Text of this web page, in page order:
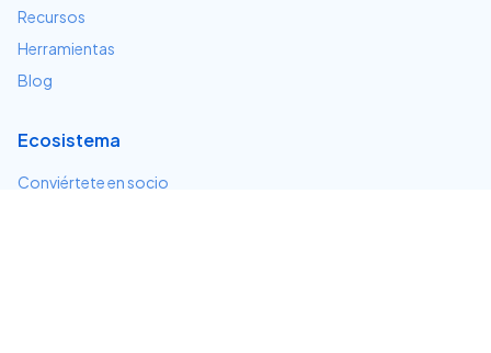
Recursos
Herramientas
Blog
Ecosistema
Conviértete en socio